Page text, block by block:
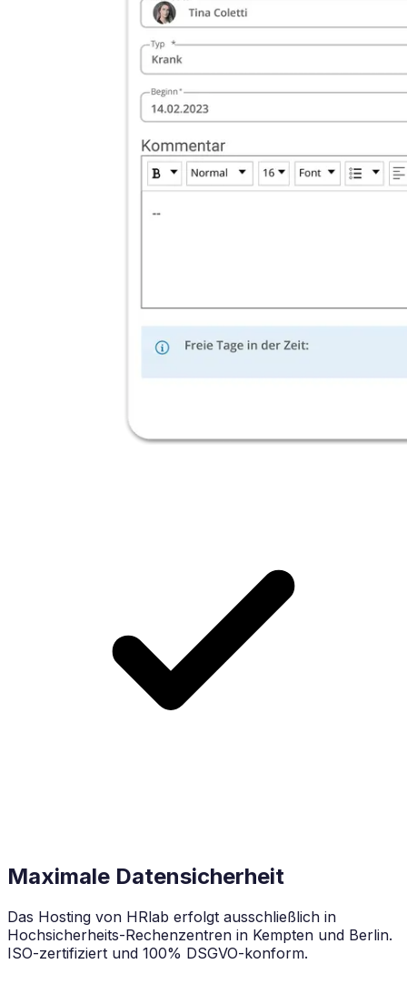
Maximale Datensicherheit
Das Hosting von HRlab erfolgt ausschließlich in
Hochsicherheits-Rechenzentren in Kempten und Berlin.
ISO-zertifiziert und 100% DSGVO-konform.